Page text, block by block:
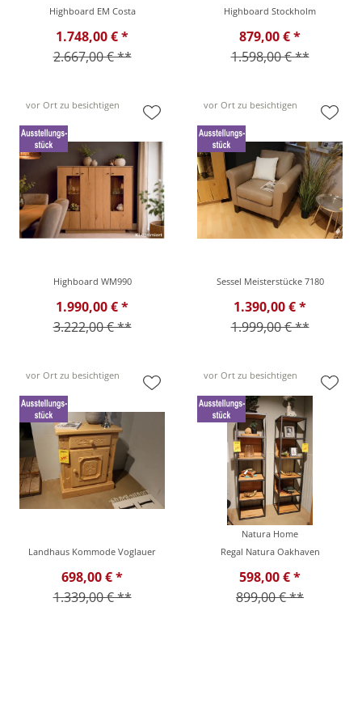
Highboard EM Costa
1.748,00 € *
2.667,00 € **
Highboard Stockholm
879,00 € *
1.598,00 € **
vor Ort zu besichtigen
Highboard WM990
1.990,00 € *
3.222,00 € **
vor Ort zu besichtigen
Sessel Meisterstücke 7180
1.390,00 € *
1.999,00 € **
vor Ort zu besichtigen
Landhaus Kommode Voglauer
698,00 € *
1.339,00 € **
vor Ort zu besichtigen
Natura Home
Regal Natura Oakhaven
598,00 € *
899,00 € **